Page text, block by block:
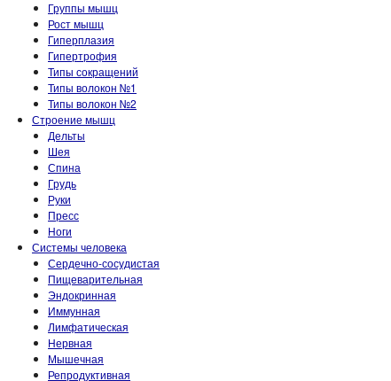
Группы мышц
Рост мышц
Гиперплазия
Гипертрофия
Типы сокращений
Типы волокон №1
Типы волокон №2
Строение мышц
Дельты
Шея
Спина
Грудь
Руки
Пресс
Ноги
Системы человека
Сердечно-сосудистая
Пищеварительная
Эндокринная
Иммунная
Лимфатическая
Нервная
Мышечная
Репродуктивная